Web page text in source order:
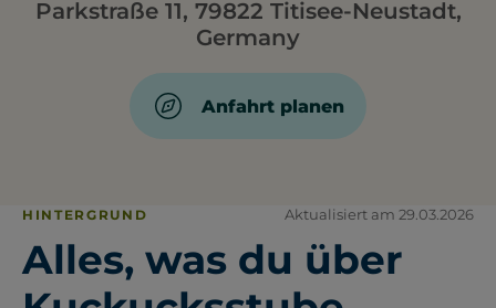
Parkstraße 11, 79822 Titisee-Neustadt,
Germany
Anfahrt planen
HINTERGRUND Aktualisiert am 29.03.2026
Alles, was du über